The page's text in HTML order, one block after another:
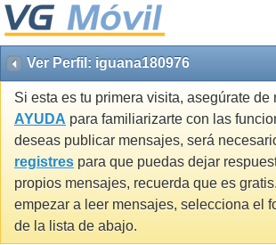
Ver Perfil: iguana180976
Si esta es tu primera visita, asegúrate de
AYUDA para familiarizarte con las
deseas publicar mensajes, será
registres para que puedas dejar
propios mensajes, recuerda que es
empezar a leer mensajes, selecciona el
de la lista de abajo.